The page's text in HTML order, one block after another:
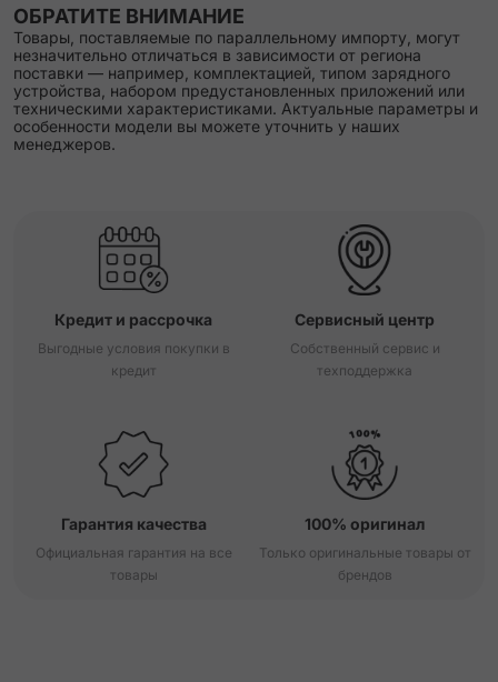
ОБРАТИТЕ ВНИМАНИЕ
Товары, поставляемые по параллельному импорту, могут
незначительно отличаться в зависимости от региона
поставки — например, комплектацией, типом зарядного
устройства, набором предустановленных приложений или
техническими характеристиками. Актуальные параметры и
особенности модели вы можете уточнить у наших
менеджеров.
Кредит и рассрочка
Выгодные условия покупки в
кредит
Сервисный центр
Собственный сервис и
техподдержка
Гарантия качества
Официальная гарантия на все
товары
100% оригинал
Только оригинальные товары от
брендов